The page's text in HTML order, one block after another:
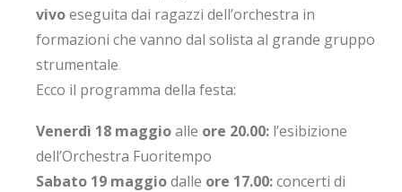
vivoeseguita dai ragazzi dell’orchestra in
formazioni che vanno dal solista al grande gruppo
strumentale.
Ecco il programma della festa:
Venerdì 18 maggioalle ore 20.00: l’esibizione
dell’Orchestra Fuoritempo
Sabato 19 maggiodalle ore 17.00:concerti di